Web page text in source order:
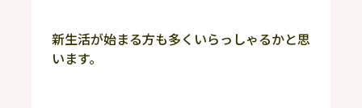
新生活が始まる方も多くいらっしゃるかと思
います。